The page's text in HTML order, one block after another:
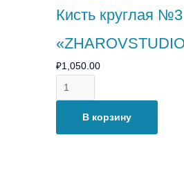
Кисть круглая
₽1,050.00
В корзину